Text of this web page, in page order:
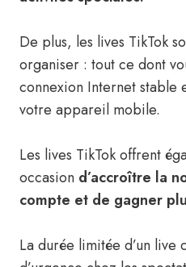
De plus, les lives TikTok
organiser : tout ce dont
connexion Internet stable
votre appareil mobile.
Les lives TikTok offrent
occasion d’accroître la
compte et de gagner
La durée limitée d’un live